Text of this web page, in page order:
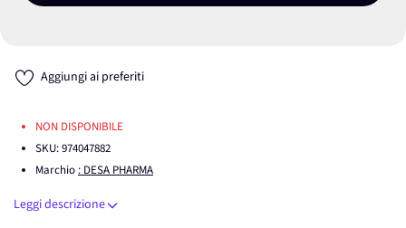
Aggiungi ai preferiti
NON DISPONIBILE
SKU:974047882
Marchio : DESA PHARMA
Leggi descrizione